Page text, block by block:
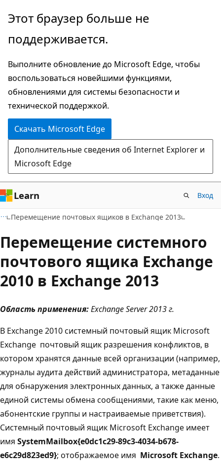
Пропустить
перейти
основному
содержимому
Этот браузер больше не
поддерживается.
Выполните обновление до Microsoft Edge, чтобы
воспользоваться новейшими функциями,
обновлениями для системы безопасности и
технической поддержкой.
Скачать Microsoft Edge
Дополнительные сведения об Internet Explorer и
Microsoft Edge
Learn Вход
Перемещение почтовых ящиков в Exchange 2013
Перемещение системного
почтового ящика Exchange
2010 в Exchange 2013
Область применения:Exchange Server 2013 г.
В Exchange 2010 системный почтовый ящик Microsoft
Exchange  почтовый ящик разрешения конфликтов, в
котором хранятся данные всей организации (например,
журналы аудита действий администратора, метаданные
для обнаружения электронных данных, а также данные
единой системы обмена сообщениями, такие как меню,
абонентские группы и настраиваемые приветствия).
Системный почтовый ящик Microsoft Exchange имеет
имя SystemMailbox{e0dc1c29-89c3-4034-b678-
e6c29d823ed9}; отображаемое имя  Microsoft Exchange.